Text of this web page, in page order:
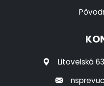
Litovelská